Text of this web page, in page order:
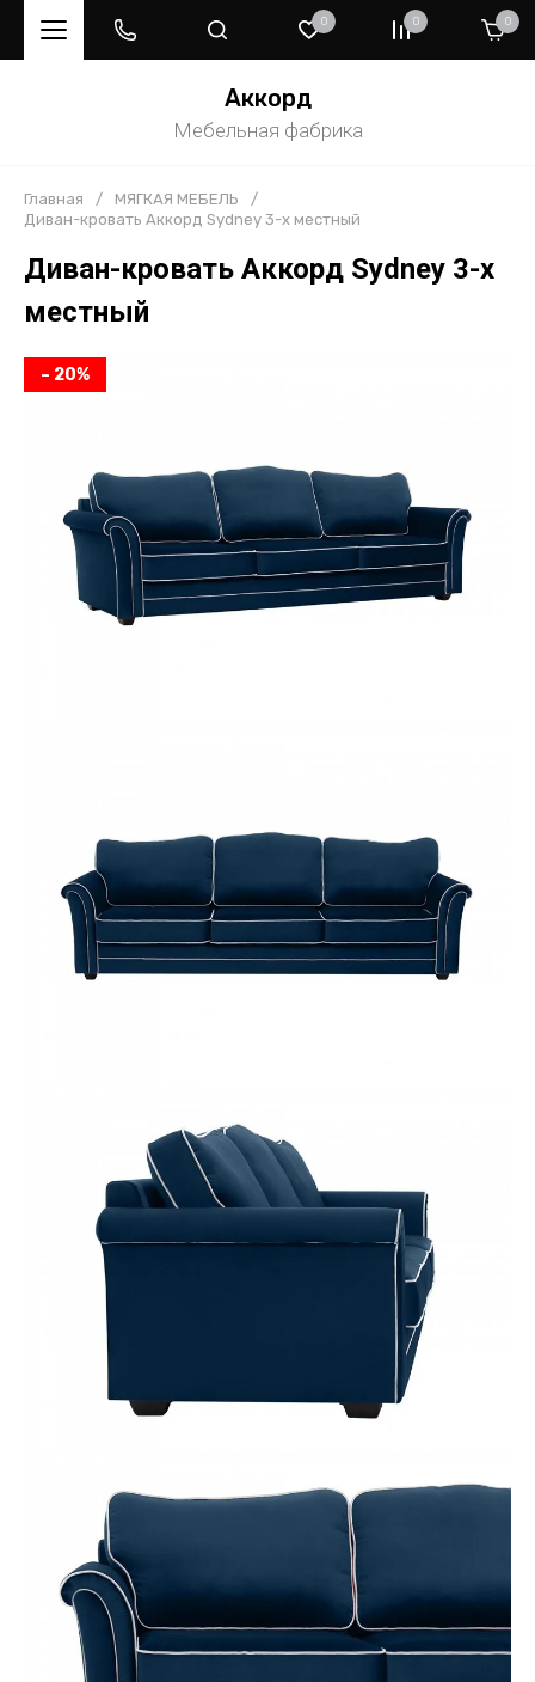
0 0 0
Аккорд
Мебельная фабрика
Главная / МЯГКАЯ МЕБЕЛЬ
/
Диван-кровать Аккорд Sydney 3-х местный
Диван-кровать Аккорд Sydney 3-х
местный
– 20%